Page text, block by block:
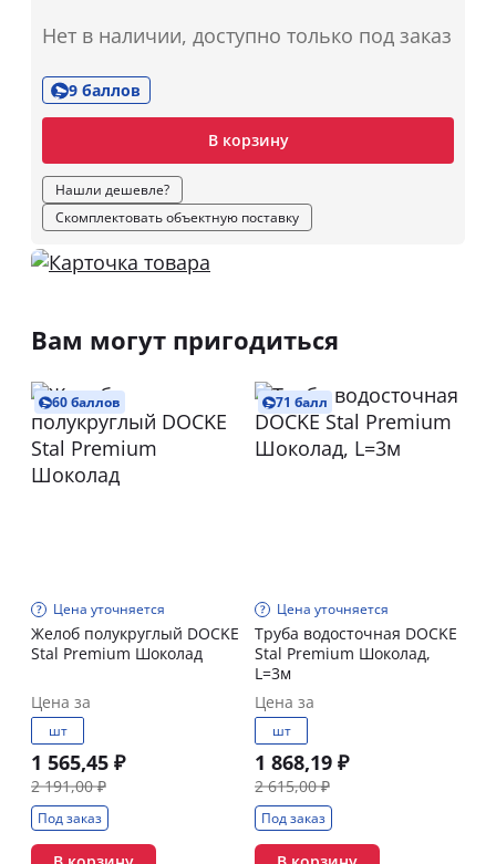
Нет в наличии, доступно только под заказ
9 баллов
В корзину
Нашли дешевле?
Скомплектовать объектную поставку
Вам могут пригодиться
60 баллов
Цена уточняется
Желоб полукруглый DOCKE
Stal Premium Шоколад
Цена за
шт
1 565,45 ₽
2 191,00 ₽
Под заказ
71 балл
Цена уточняется
Труба водосточная DOCKE
Stal Premium Шоколад,
L=3м
Цена за
шт
1 868,19 ₽
2 615,00 ₽
Под заказ